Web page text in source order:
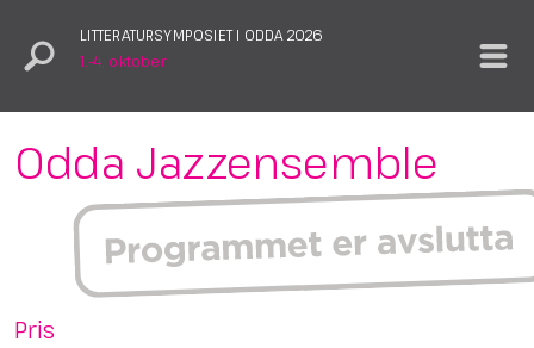
LITTERATURSYMPOSIET I ODDA 2026
1.–4. oktober
Odda Jazzensemble
Pris